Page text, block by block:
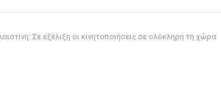
Σε εξέλιξη οι κινητοποιήσεις σε ολόκληρη τη χώρα